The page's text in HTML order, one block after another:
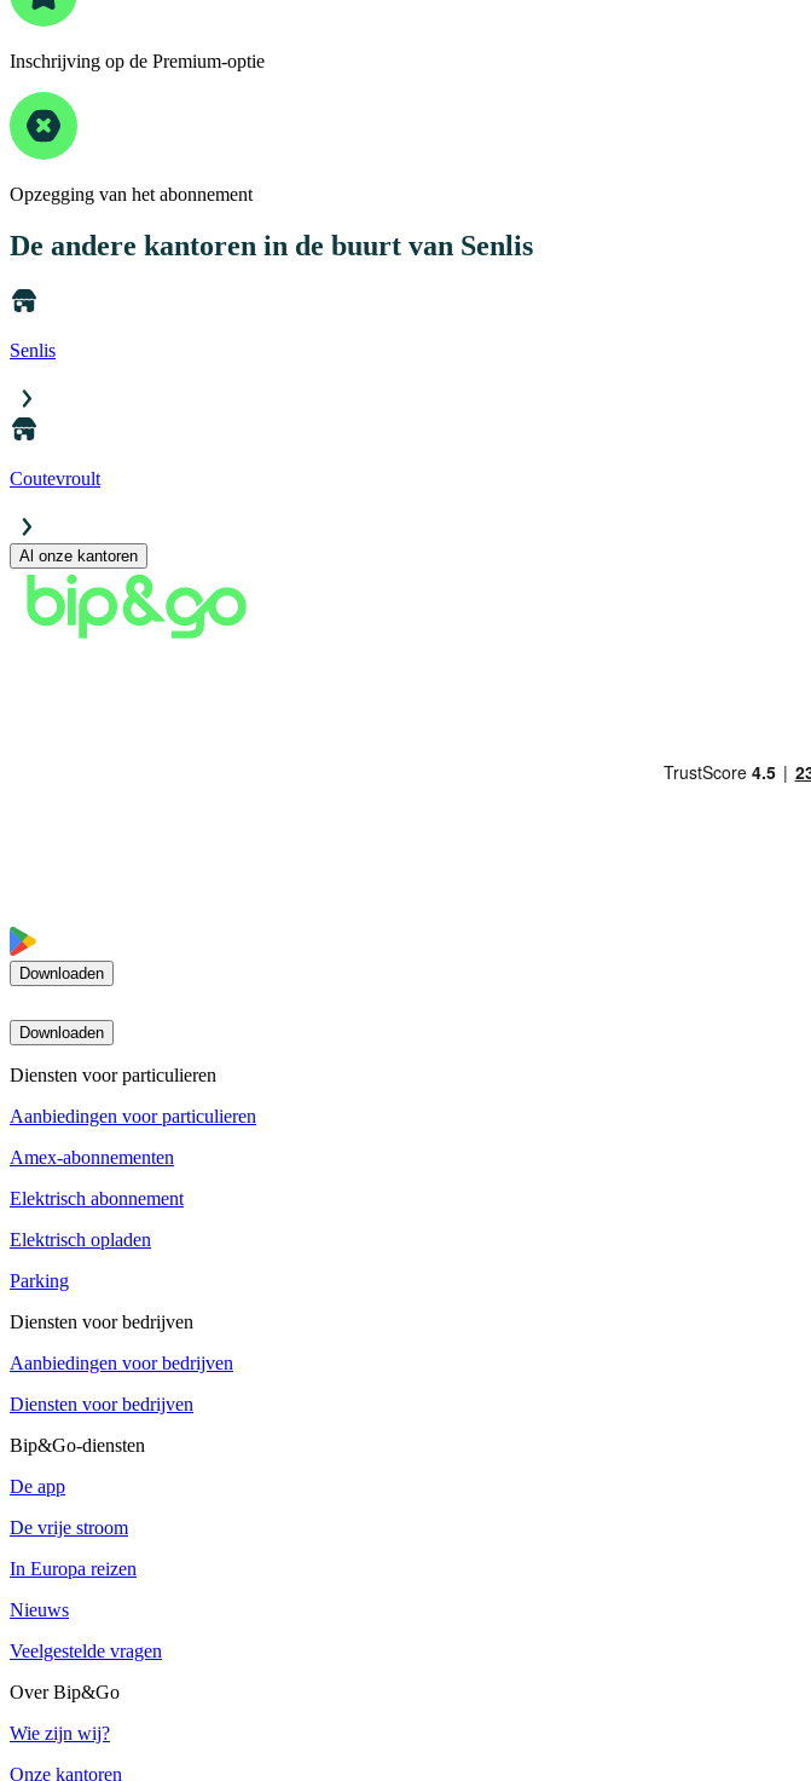
Inschrijving op de Premium-optie
Opzegging van het abonnement
De andere kantoren in de buurt van Senlis
Senlis
Coutevroult
Al onze kantoren
Downloaden
Downloaden
Diensten voor particulieren
Aanbiedingen voor particulieren
Amex-abonnementen
Elektrisch abonnement
Elektrisch opladen
Parking
Diensten voor bedrijven
Aanbiedingen voor bedrijven
Diensten voor bedrijven
Bip&Go-diensten
De app
De vrije stroom
In Europa reizen
Nieuws
Veelgestelde vragen
Over Bip&Go
Wie zijn wij?
Onze kantoren